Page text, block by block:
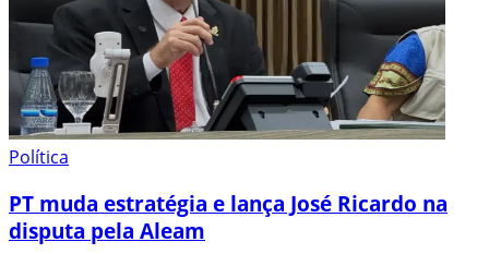
Política
PT muda estratégia e lança José Ricardo na
disputa pela Aleam